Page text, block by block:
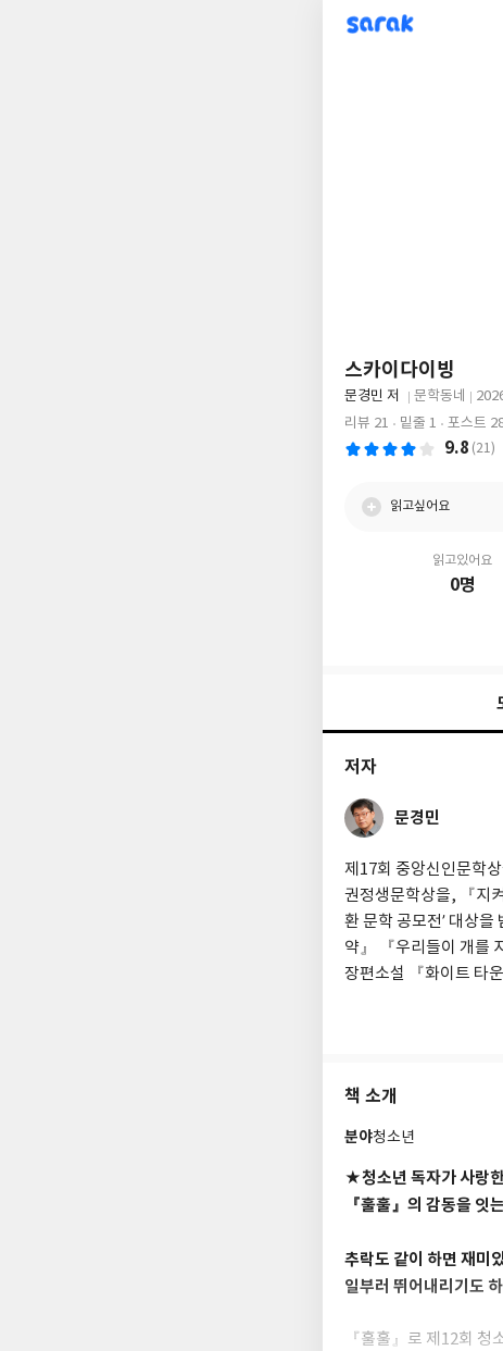
sarak
스카이다이빙
글
쓴
문경민 저
출
판
사
문학동네
출
일
리뷰 21
밑줄 1 포스트
9.8 (21)
읽고싶어요
읽고있어요
0명
저자
문경민
제17회 중앙신인문학
권정생문학상을, 『지
환 문학 공모전’ 대상
약』 『우리들이 개를
장편소설 『화이트 타
책 소개
분야청소년
★청소년 독자가 사랑
『훌훌』의 감동을 잇
추락도 같이 하면 재미
일부러 뛰어내리기도
『훌훌』로 제12회